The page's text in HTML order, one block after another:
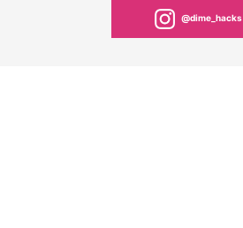
@dime_hacks